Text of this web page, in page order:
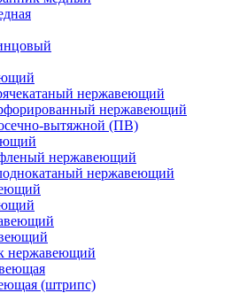
нержавеющий
нержавеющий
вытяжной (ПВ)
нержавеющий
нержавеющий
нержавеющий
(штрипс)